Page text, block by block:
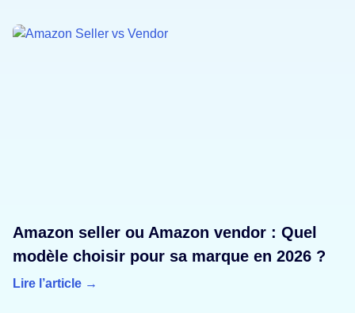
Amazon seller ou Amazon vendor : Quel
modèle choisir pour sa marque en 2026 ?
Lire l’article →